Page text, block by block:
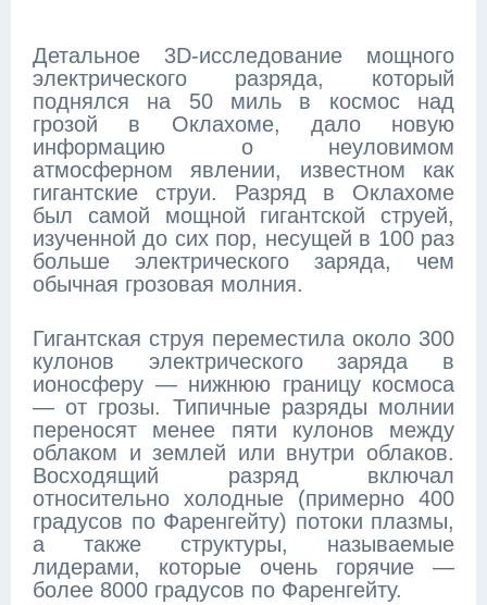
Детальное 3D-исследование мощного
электрического разряда, который
поднялся на 50 миль в космос над
грозой в Оклахоме, дало новую
информацию о неуловимом
атмосферном явлении, известном как
гигантские струи. Разряд в Оклахоме
был самой мощной гигантской струей,
изученной до сих пор, несущей в 100 раз
больше электрического заряда, чем
обычная грозовая молния.
Гигантская струя переместила около 300
кулонов электрического заряда в
ионосферу — нижнюю границу космоса
— от грозы. Типичные разряды молнии
переносят менее пяти кулонов между
облаком и землей или внутри облаков.
Восходящий разряд включал
относительно холодные (примерно 400
градусов по Фаренгейту) потоки плазмы,
а также структуры, называемые
лидерами, которые очень горячие —
более 8000 градусов по Фаренгейту.